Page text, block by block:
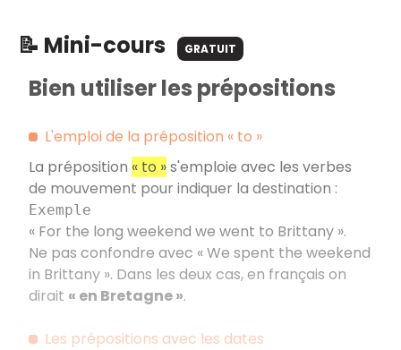
📝 Mini-cours GRATUIT
Bien utiliser les prépositions
L'emploi de la préposition « to »
La préposition « to »s'emploie avec les verbes
de mouvement pour indiquer la destination :
Exemple
« For the long weekend we went to Brittany ».
Ne pas confondre avec « We spent the weekend
in Brittany ». Dans les deux cas, en français on
dirait « en Bretagne ».
Les prépositions avec les dates